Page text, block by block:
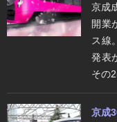
京成
開業
ス線
発表
その
京成